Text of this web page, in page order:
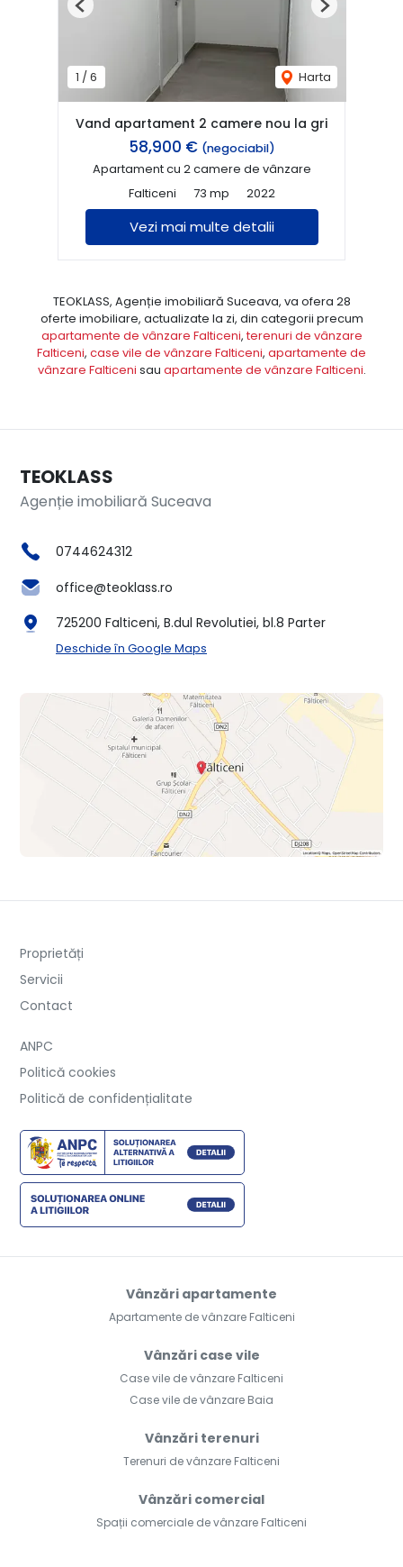
1 / 6 Harta
Previous Next
Vand apartament 2 camere nou la gri
58,900 € (negociabil)
Apartament cu 2 camere de vânzare
Falticeni
73 mp 2022
Vezi mai multe detalii
TEOKLASS, Agenție imobiliară Suceava, va ofera 28
oferte imobiliare, actualizate la zi, din categorii precum
apartamente de vânzare Falticeni,terenuri de vânzare
Falticeni, case vile de vânzare Falticeni, apartamente de
vânzare Falticeni sau apartamente de vânzare Falticeni.
TEOKLASS
Agenție imobiliară Suceava
0744624312
office@teoklass.ro
725200 Falticeni, B.dul Revolutiei, bl.8 Parter
Deschide în Google Maps
Proprietăți
Servicii
Contact
ANPC
Politică cookies
Politică de confidențialitate
Vânzări apartamente
Apartamente de vânzare Falticeni
Vânzări case vile
Case vile de vânzare Falticeni
Case vile de vânzare Baia
Vânzări terenuri
Terenuri de vânzare Falticeni
Vânzări comercial
Spații comerciale de vânzare Falticeni